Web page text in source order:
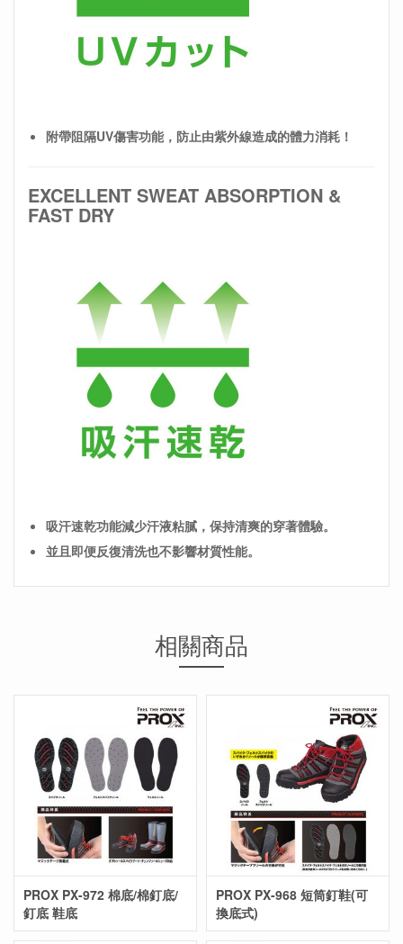
附帶阻隔UV傷害功能，防止由紫外線造成的體力消耗！
EXCELLENT SWEAT ABSORPTION &
FAST DRY
吸汗速乾功能減少汗液粘膩，保持清爽的穿著體驗。
並且即便反復清洗也不影響材質性能。
相關商品
PROX PX-972 棉底/棉釘底/
釘底 鞋底
PROX PX-968 短筒釘鞋(可
換底式)